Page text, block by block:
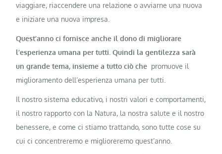
viaggiare, riaccendere una relazione o avviarne una nuova
e iniziare una nuova impresa.
Quest’anno ci fornisce anche il dono di migliorare
l’esperienza umana per tutti. Quindi la gentilezza sarà
un grande tema, insieme a tutto ciò che promuove il
miglioramento dell’esperienza umana per tutti.
Il nostro sistema educativo, i nostri valori e comportamenti,
il nostro rapporto con la Natura, la nostra salute e il nostro
benessere, e come ci stiamo trattando, sono tutte cose su
cui ci concentreremo e miglioreremo quest’anno.